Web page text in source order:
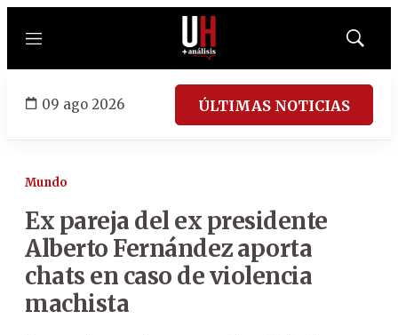
Menú
Mostrar
09 ago 2026 ÚLTIMAS NOTICIAS
Mundo
Ex pareja del ex presidente
Alberto Fernández aporta
chats en caso de violencia
machista